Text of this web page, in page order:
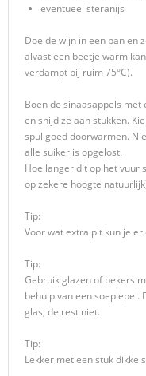
eventueel steranijs
Doe de wijn in een pan en
alvast een beetje warm
verdampt bij ruim 75°C).
Boen de sinaasappels
en snijd ze aan stukken.
spul goed doorwarmen.
alle suiker is opgelost.
Hoe langer dit op het vuur
op zekere hoogte
Tip:
Voor wat extra pit kun je
Tip:
Gebruik glazen of bekers
behulp van een soeplepel.
glas, de rest niet.
Tip:
Lekker met een stuk dikke